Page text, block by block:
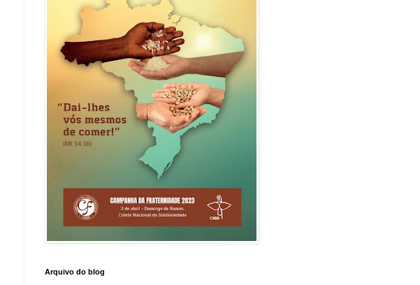
Arquivo do blog